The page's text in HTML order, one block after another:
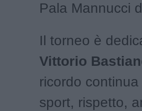
Pala Mannucci
Il torneo è
Vittorio
ricordo
sport, rispetto,